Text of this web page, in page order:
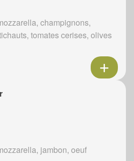
champignons,
tomates cerises, olives
jambon, oeuf